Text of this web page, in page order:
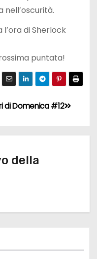
nell’oscurità.
di Sherlock
puntata!
di Domenica #12
della